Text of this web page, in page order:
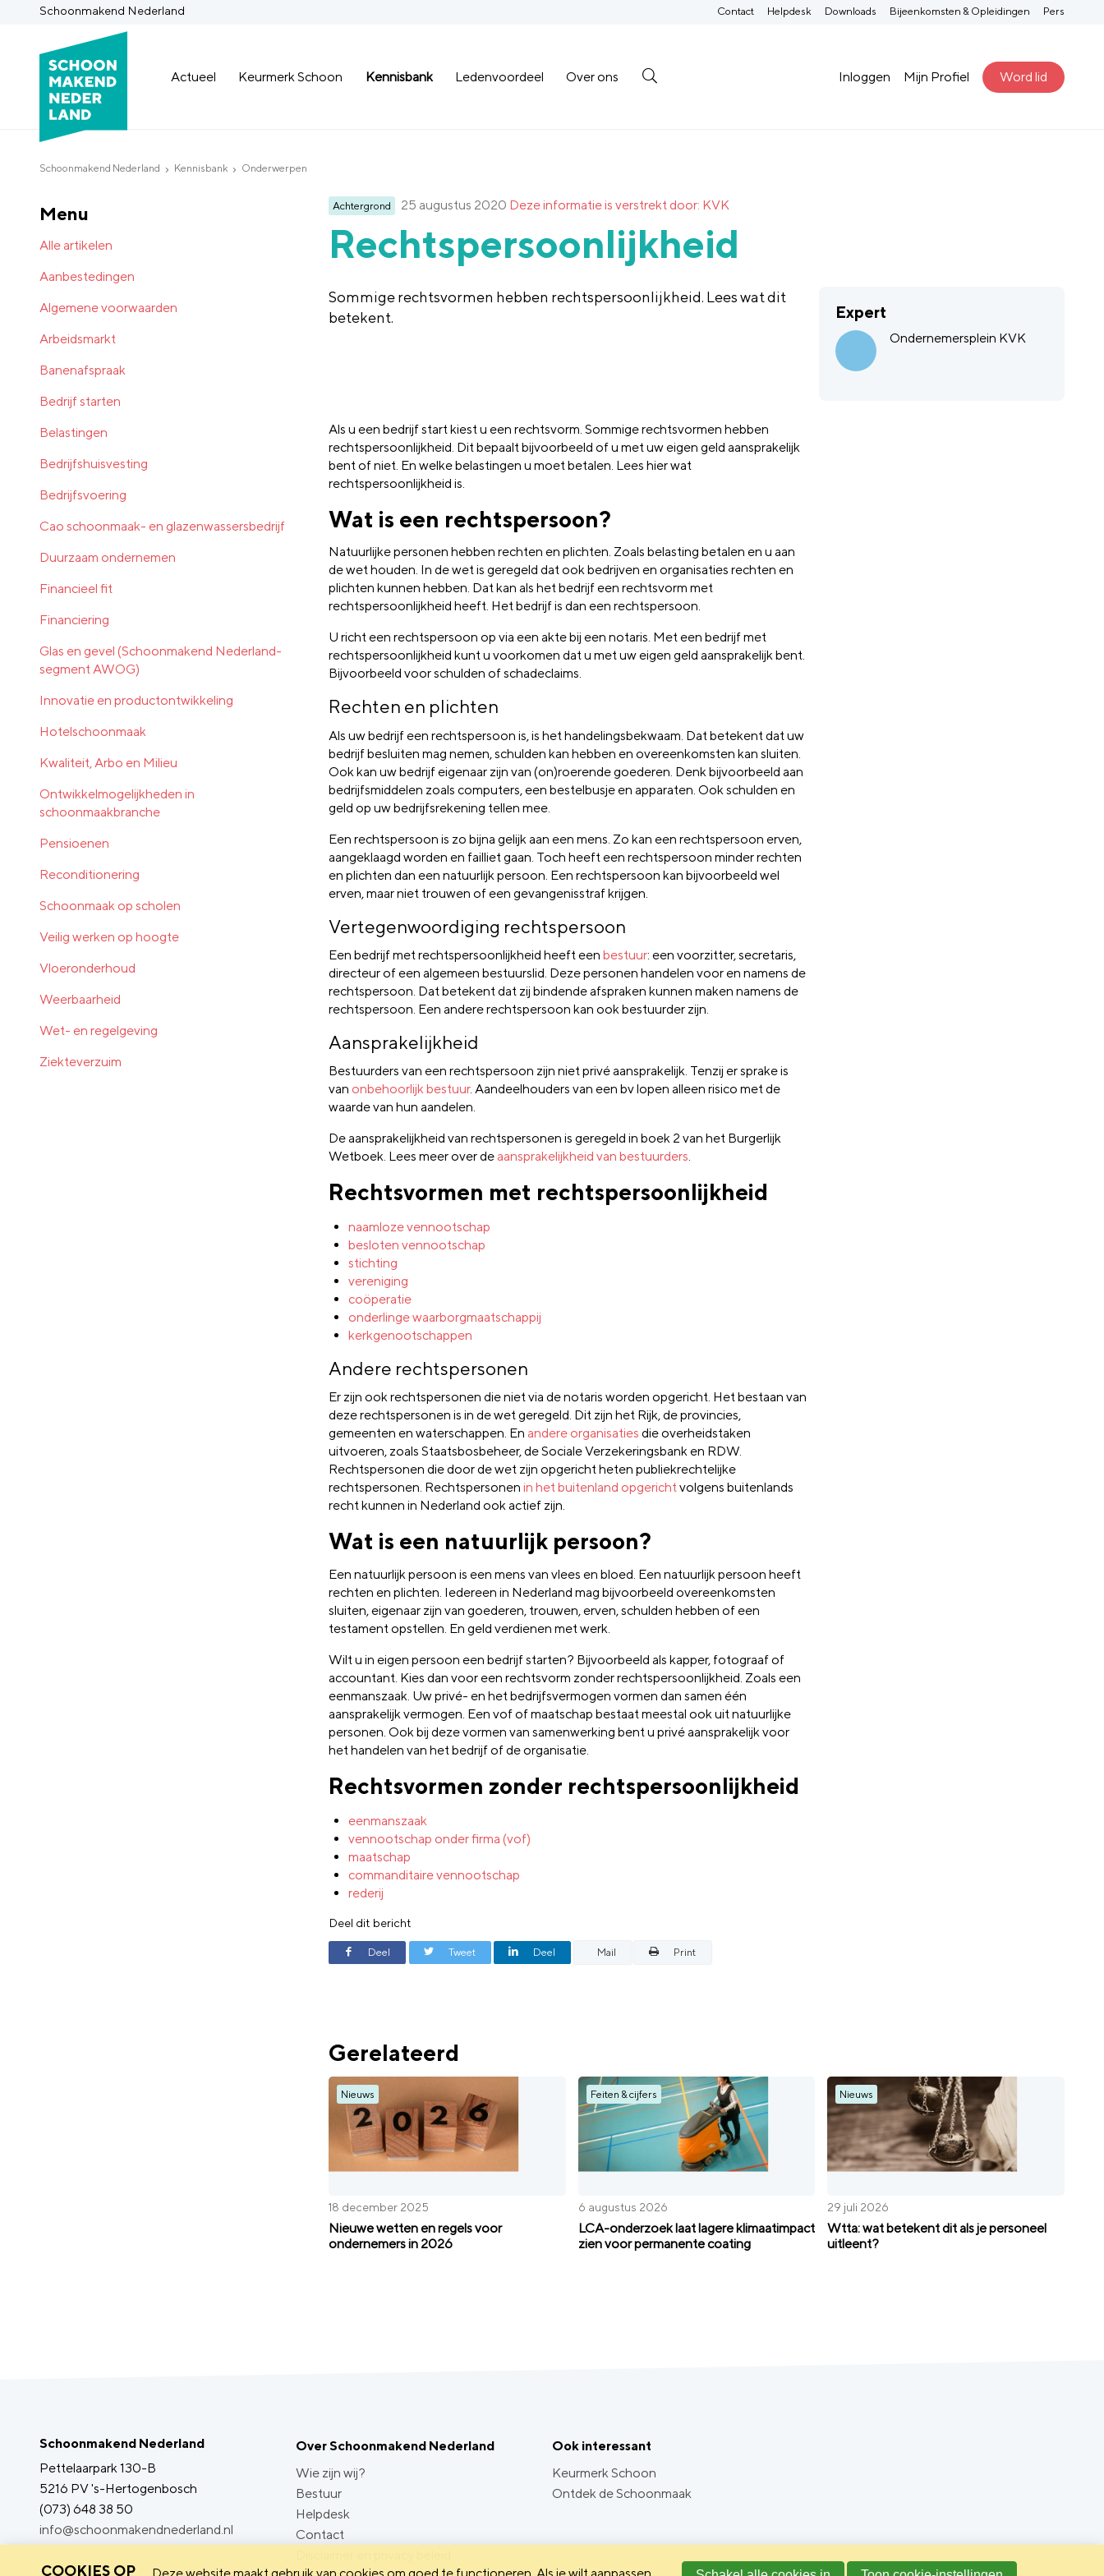
Schoonmakend Nederland
Actueel Keurmerk Schoon Kennisbank Ledenvoordeel Over ons Inloggen Mijn Profiel Word lid
Contact Helpdesk Downloads Bijeenkomsten & Opleidingen Pers
Schoonmakend Nederland Kennisbank Onderwerpen
Achtergrond 25 augustus 2020 Deze informatie is verstrekt door: KVK
Rechtspersoonlijkheid
Sommige rechtsvormen hebben rechtspersoonlijkheid. Lees wat dit
betekent.
Expert
Ondernemersplein KVK
Als u een bedrijf start kiest u een rechtsvorm. Sommige rechtsvormen hebben
rechtspersoonlijkheid. Dit bepaalt bijvoorbeeld of u met uw eigen geld aansprakelijk
bent of niet. En welke belastingen u moet betalen. Lees hier wat
rechtspersoonlijkheid is.
Wat is een rechtspersoon?
Natuurlijke personen hebben rechten en plichten. Zoals belasting betalen en u aan
de wet houden. In de wet is geregeld dat ook bedrijven en organisaties rechten en
plichten kunnen hebben. Dat kan als het bedrijf een rechtsvorm met
rechtspersoonlijkheid heeft. Het bedrijf is dan een rechtspersoon.
U richt een rechtspersoon op via een akte bij een notaris. Met een bedrijf met
rechtspersoonlijkheid kunt u voorkomen dat u met uw eigen geld aansprakelijk bent.
Bijvoorbeeld voor schulden of schadeclaims.
Rechten en plichten
Als uw bedrijf een rechtspersoon is, is het handelingsbekwaam. Dat betekent dat uw
bedrijf besluiten mag nemen, schulden kan hebben en overeenkomsten kan sluiten.
Ook kan uw bedrijf eigenaar zijn van (on)roerende goederen. Denk bijvoorbeeld aan
bedrijfsmiddelen zoals computers, een bestelbusje en apparaten. Ook schulden en
geld op uw bedrijfsrekening tellen mee.
Een rechtspersoon is zo bijna gelijk aan een mens. Zo kan een rechtspersoon erven,
aangeklaagd worden en failliet gaan. Toch heeft een rechtspersoon minder rechten
en plichten dan een natuurlijk persoon. Een rechtspersoon kan bijvoorbeeld wel
erven, maar niet trouwen of een gevangenisstraf krijgen.
Vertegenwoordiging rechtspersoon
Een bedrijf met rechtspersoonlijkheid heeft een bestuur: een voorzitter, secretaris,
directeur of een algemeen bestuurslid. Deze personen handelen voor en namens de
rechtspersoon. Dat betekent dat zij bindende afspraken kunnen maken namens de
rechtspersoon. Een andere rechtspersoon kan ook bestuurder zijn.
Aansprakelijkheid
Bestuurders van een rechtspersoon zijn niet privé aansprakelijk. Tenzij er sprake is
van onbehoorlijk bestuur. Aandeelhouders van een bv lopen alleen risico met de
waarde van hun aandelen.
De aansprakelijkheid van rechtspersonen is geregeld in boek 2 van het Burgerlijk
Wetboek. Lees meer over de aansprakelijkheid van bestuurders.
Rechtsvormen met rechtspersoonlijkheid
naamloze vennootschap
besloten vennootschap
stichting
vereniging
coöperatie
onderlinge waarborgmaatschappij
kerkgenootschappen
Andere rechtspersonen
Er zijn ook rechtspersonen die niet via de notaris worden opgericht. Het bestaan van
deze rechtspersonen is in de wet geregeld. Dit zijn het Rijk, de provincies,
gemeenten en waterschappen. En andere organisaties die overheidstaken
uitvoeren, zoals Staatsbosbeheer, de Sociale Verzekeringsbank en RDW.
Rechtspersonen die door de wet zijn opgericht heten publiekrechtelijke
rechtspersonen. Rechtspersonen in het buitenland opgerichtvolgens buitenlands
recht kunnen in Nederland ook actief zijn.
Wat is een natuurlijk persoon?
Een natuurlijk persoon is een mens van vlees en bloed. Een natuurlijk persoon heeft
rechten en plichten. Iedereen in Nederland mag bijvoorbeeld overeenkomsten
sluiten, eigenaar zijn van goederen, trouwen, erven, schulden hebben of een
testament opstellen. En geld verdienen met werk.
Wilt u in eigen persoon een bedrijf starten? Bijvoorbeeld als kapper, fotograaf of
accountant. Kies dan voor een rechtsvorm zonder rechtspersoonlijkheid. Zoals een
eenmanszaak. Uw privé- en het bedrijfsvermogen vormen dan samen één
aansprakelijk vermogen. Een vof of maatschap bestaat meestal ook uit natuurlijke
personen. Ook bij deze vormen van samenwerking bent u privé aansprakelijk voor
het handelen van het bedrijf of de organisatie.
Rechtsvormen zonder rechtspersoonlijkheid
eenmanszaak
vennootschap onder firma (vof)
maatschap
commanditaire vennootschap
rederij
Deel dit bericht
Deel Tweet Deel Mail Print
Gerelateerd
Nieuws
18 december 2025
Nieuwe wetten en regels voor
ondernemers in 2026
Feiten & cijfers
6 augustus 2026
LCA-onderzoek laat lagere klimaatimpact
zien voor permanente coating
Nieuws
29 juli 2026
Wtta: wat betekent dit als je personeel
uitleent?
Menu
Alle artikelen
Aanbestedingen
Algemene voorwaarden
Arbeidsmarkt
Banenafspraak
Bedrijf starten
Belastingen
Bedrijfshuisvesting
Bedrijfsvoering
Cao schoonmaak- en glazenwassersbedrijf
Duurzaam ondernemen
Financieel fit
Financiering
Glas en gevel (Schoonmakend Nederland-
segment AWOG)
Innovatie en productontwikkeling
Hotelschoonmaak
Kwaliteit, Arbo en Milieu
Ontwikkelmogelijkheden in
schoonmaakbranche
Pensioenen
Reconditionering
Schoonmaak op scholen
Veilig werken op hoogte
Vloeronderhoud
Weerbaarheid
Wet- en regelgeving
Ziekteverzuim
Schoonmakend Nederland
Pettelaarpark 130-B
5216 PV 's-Hertogenbosch
(073) 648 38 50
info@schoonmakendnederland.nl
Over Schoonmakend Nederland
Wie zijn wij?
Bestuur
Helpdesk
Contact
Ook interessant
Keurmerk Schoon
Ontdek de Schoonmaak
COOKIES OP